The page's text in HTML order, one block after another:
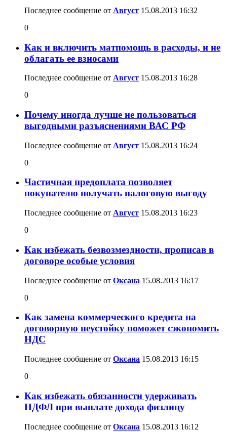
Последнее сообщение от Август 15.08.2013 16:32
0
Как и включить матпомощь в расходы, и не
облагать ее взносами
Последнее сообщение от Август 15.08.2013 16:28
0
Почему иногда лучше не пользоваться
выгодными разъяснениями ВАС РФ
Последнее сообщение от Август 15.08.2013 16:24
0
Частичная предоплата позволяет
покупателю получать налоговую выгоду
Последнее сообщение от Август 15.08.2013 16:23
0
Как избежать безвозмездности, прописав в
договоре особые условия
Последнее сообщение от Оксана 15.08.2013 16:17
0
Как замена коммерческого кредита на
договорную неустойку поможет сэкономить
НДС
Последнее сообщение от Оксана 15.08.2013 16:15
0
Как избежать обязанности удерживать
НДФЛ при выплате дохода физлицу
Последнее сообщение от Оксана 15.08.2013 16:12